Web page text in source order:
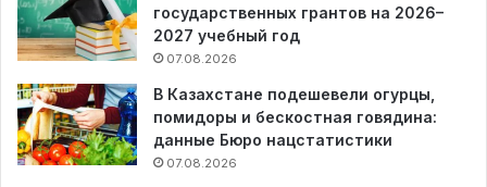
государственных грантов на 2026–
2027 учебный год
07.08.2026
В Казахстане подешевели огурцы,
помидоры и бескостная говядина:
данные Бюро нацстатистики
07.08.2026